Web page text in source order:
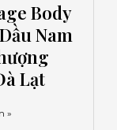
Body
Nam
Lạt
»